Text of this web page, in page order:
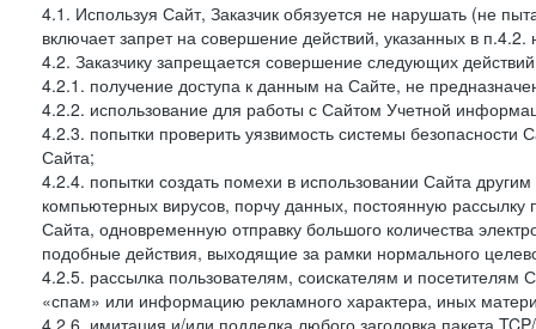
4.1. Используя Сайт, Заказчик обязуется не нарушать (не
включает запрет на совершение действий, указанных в
4.2. Заказчику запрещается совершение следующих
4.2.1. получение доступа к данным на Сайте, не
4.2.2. использование для работы с Сайтом Учетной
4.2.3. попытки проверить уязвимость системы
Сайта;
4.2.4. попытки создать помехи в использовании Сайта
компьютерных вирусов, порчу данных, постоянную
Сайта, одновременную отправку большого количества
подобные действия, выходящие за рамки нормального
4.2.5. рассылка пользователям, соискателям и
«спам» или информацию рекламного характера, иных
4.2.6. имитация и/или подделка любого заголовка пакета